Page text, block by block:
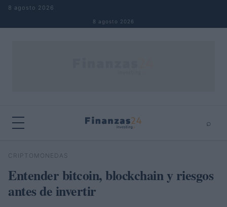
Saltar al contenido
8 agosto 2026
8 agosto 2026
⌕
Buscar
CRIPTOMONEDAS
Entender bitcoin, blockchain y riesgos
antes de invertir